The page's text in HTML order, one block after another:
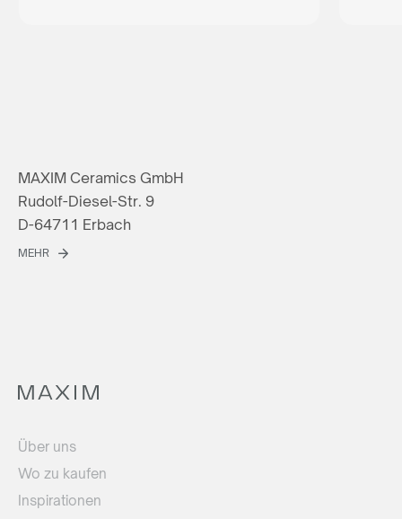
MAXIM Ceramics GmbH
Rudolf-Diesel-Str. 9
D-64711 Erbach
MEHR
Über uns
Wo zu kaufen
Inspirationen